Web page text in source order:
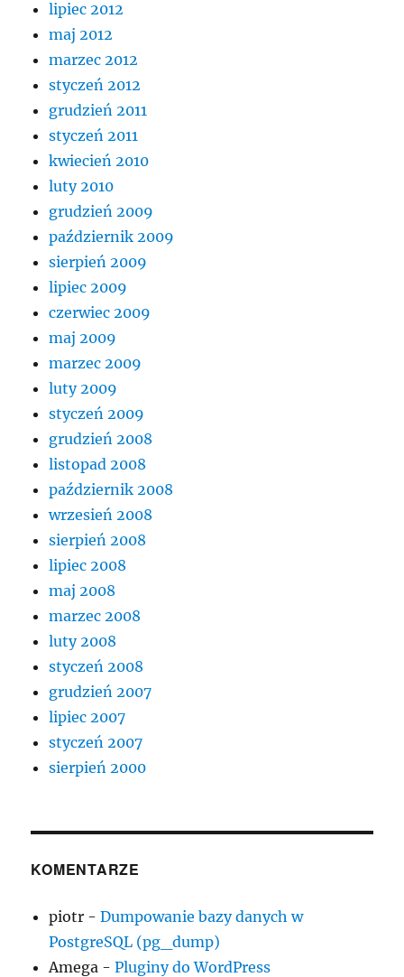
lipiec 2012
maj 2012
marzec 2012
styczeń 2012
grudzień 2011
styczeń 2011
kwiecień 2010
luty 2010
grudzień 2009
październik 2009
sierpień 2009
lipiec 2009
czerwiec 2009
maj 2009
marzec 2009
luty 2009
styczeń 2009
grudzień 2008
listopad 2008
październik 2008
wrzesień 2008
sierpień 2008
lipiec 2008
maj 2008
marzec 2008
luty 2008
styczeń 2008
grudzień 2007
lipiec 2007
styczeń 2007
sierpień 2000
KOMENTARZE
piotr -Dumpowanie bazy danych w
PostgreSQL (pg_dump)
Amega -Pluginy do WordPress